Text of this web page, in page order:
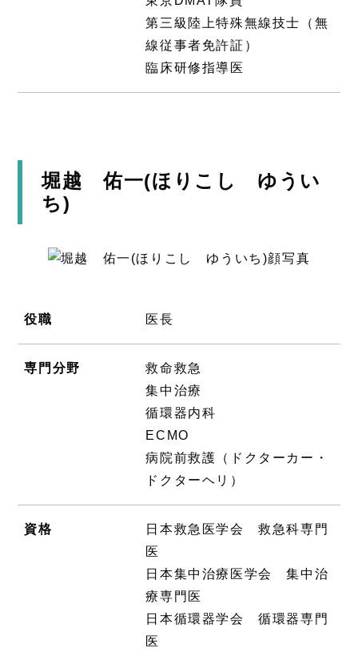
第三級陸上特殊無線技士（無
線従事者免許証）
臨床研修指導医
堀越 佑一(ほりこし ゆうい
ち)
役職 医長
専門分野
救命救急
集中治療
循環器内科
ECMO
病院前救護（ドクターカー・
ドクターヘリ）
資格
日本救急医学会 救急科専門
医
日本集中治療医学会 集中治
療専門医
日本循環器学会 循環器専門
医